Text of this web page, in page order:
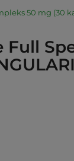
50 mg (30
Full